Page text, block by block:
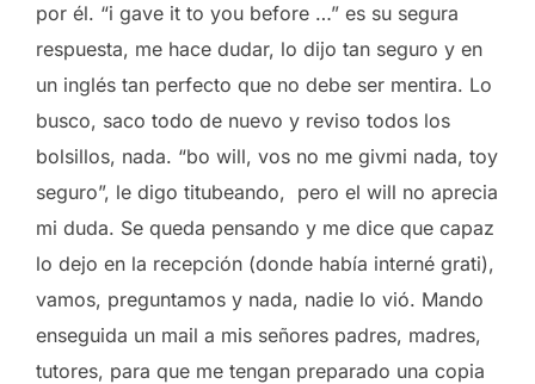
por él. “i gave it to you before …” es su segura
respuesta, me hace dudar, lo dijo tan seguro y en
un inglés tan perfecto que no debe ser mentira. Lo
busco, saco todo de nuevo y reviso todos los
bolsillos, nada. “bo will, vos no me givmi nada, toy
seguro”, le digo titubeando, pero el will no aprecia
mi duda. Se queda pensando y me dice que capaz
lo dejo en la recepción (donde había interné grati),
vamos, preguntamos y nada, nadie lo vió. Mando
enseguida un mail a mis señores padres, madres,
tutores, para que me tengan preparado una copia